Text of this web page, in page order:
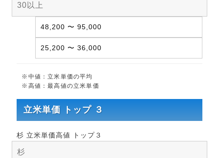
30以上
48,200 〜 95,000
25,200 〜 36,000
※中値：立米単価の平均
※高値：最高値の立米単価
立米単価 トップ ３
杉 立米単価高値 トップ３
杉